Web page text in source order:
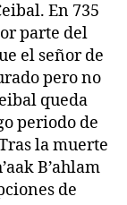
En 735
parte del
el señor de
pero no
queda
periodo de
la muerte
B’ahlam
de